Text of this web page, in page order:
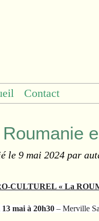
Contact
Roumanie
le 9 mai 2024 par
CULTUREL « La
mai à 20h30 – Merville